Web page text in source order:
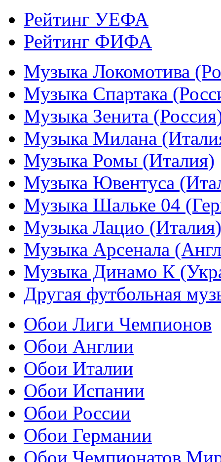
Рейтинг УЕФА
Рейтинг ФИФА
Музыка Локомотива
Музыка Спартака
Музыка Зенита
Музыка Милана
Музыка Ромы (Италия)
Музыка Ювентуса
Музыка Шальке 04
Музыка Лацио (Италия)
Музыка Арсенала
Музыка Динамо К
Другая футбольная
Обои Лиги Чемпионов
Обои Англии
Обои Италии
Обои Испании
Обои России
Обои Германии
Обои Чемпионатов